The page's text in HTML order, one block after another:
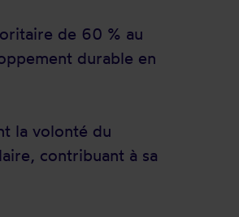
de 60 % au
durable en
la volonté du
contribuant à sa